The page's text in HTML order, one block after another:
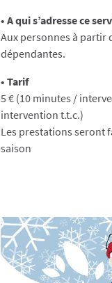
• A qui s’adresse ce
Aux personnes à partir
dépendantes.
• Tarif
5 € (10 minutes /
intervention t.t.c.)
Les prestations seront
saison